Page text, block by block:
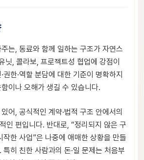
는, 동료와 함께 일하는 구조가 자연스
닛, 콜라보, 프로젝트성 협업에 강점이
권한·역할 분담에 대한 기준이 명확하지
이나 오해가 생길 수 있습니다.
어, 공식적인 계약·법적 구조 안에서의
인 편입니다. 반대로, “정리되지 않은 구
작한 사업”은 나중에 애매한 상황을 만들
히 친한 사람과의 돈·일 문제는 처음부